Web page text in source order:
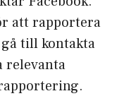
att rapportera
till kontakta
relevanta